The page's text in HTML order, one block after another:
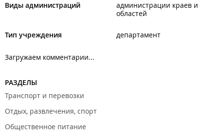
Виды администраций
администрации краев и
областей
Тип учреждения департамент
Загружаем комментарии...
РАЗДЕЛЫ
Транспорт и перевозки
Отдых, развлечения, спорт
Общественное питание